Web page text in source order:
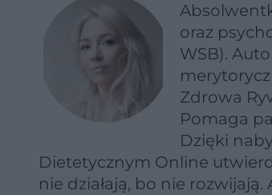
oraz
WSB).
Zdrowa
Pomaga
Dzięki
Dietetycznym Online
nie działają, bo nie